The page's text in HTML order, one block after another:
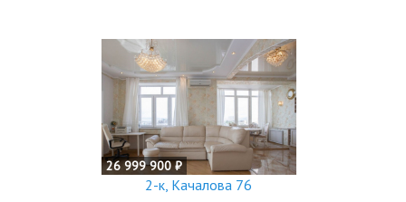
26 999 900 ₽
2-к, Качалова 76